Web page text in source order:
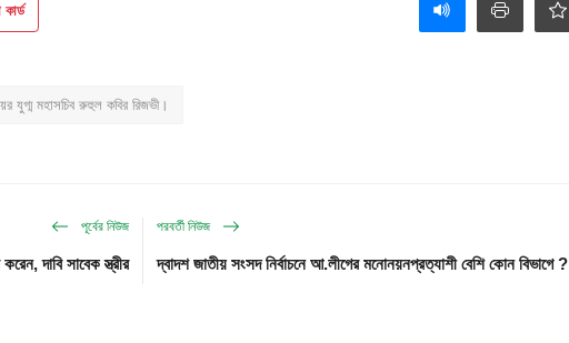
যুগ্ম মহাসচিব রুহুল কবির রিজভী।
পূর্বের নিউজ
করেন, দাবি সাবেক স্ত্রীর
পরবর্তী নিউজ
দ্বাদশ জাতীয় সংসদ নির্বাচনে আ.লীগের মনোনয়নপ্রত্যাশী বেশি কোন বিভাগে ?